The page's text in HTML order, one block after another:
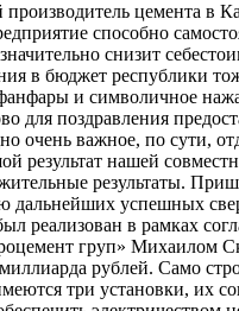
цемента в
способно
снизит
в бюджет республики
и символичное
для поздравления
очень важное, по сути,
результат нашей
результаты.
дальнейших успешных
реализован в рамках
груп» Михаилом
рублей. Само
три установки, их